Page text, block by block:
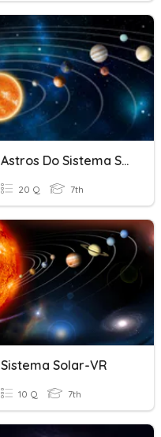
Astros Do Sistema Solar
20 Q 7th
Sistema Solar-VR
10 Q 7th